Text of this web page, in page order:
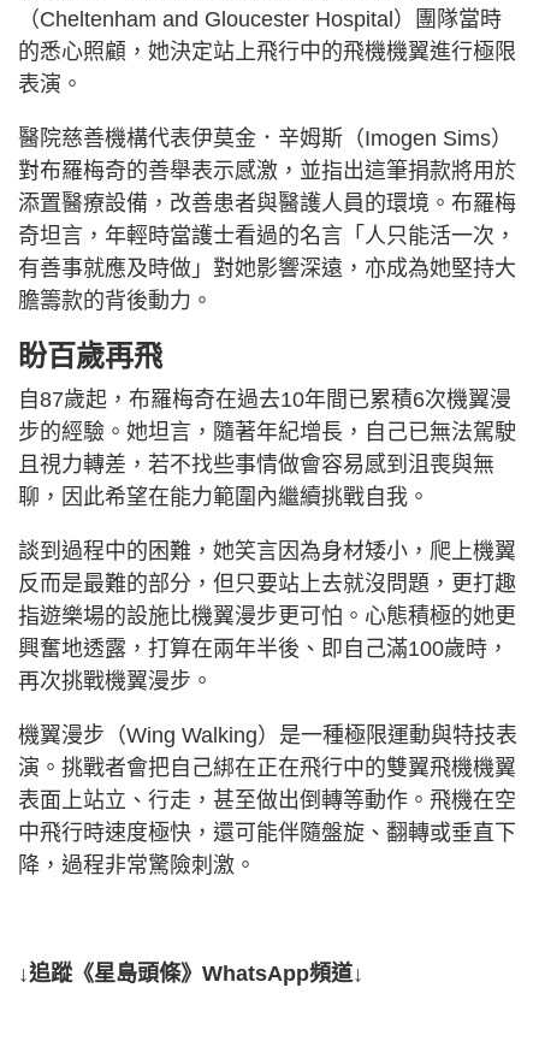
（Cheltenham and Gloucester Hospital）團隊當時
的悉心照顧，她決定站上飛行中的飛機機翼進行極限
表演。
醫院慈善機構代表伊莫金．辛姆斯（Imogen Sims）
對布羅梅奇的善舉表示感激，並指出這筆捐款將用於
添置醫療設備，改善患者與醫護人員的環境。布羅梅
奇坦言，年輕時當護士看過的名言「人只能活一次，
有善事就應及時做」對她影響深遠，亦成為她堅持大
膽籌款的背後動力。
盼百歲再飛
自87歲起，布羅梅奇在過去10年間已累積6次機翼漫
步的經驗。她坦言，隨著年紀增長，自己已無法駕駛
且視力轉差，若不找些事情做會容易感到沮喪與無
聊，因此希望在能力範圍內繼續挑戰自我。
談到過程中的困難，她笑言因為身材矮小，爬上機翼
反而是最難的部分，但只要站上去就沒問題，更打趣
指遊樂場的設施比機翼漫步更可怕。心態積極的她更
興奮地透露，打算在兩年半後、即自己滿100歲時，
再次挑戰機翼漫步。
機翼漫步（Wing Walking）是一種極限運動與特技表
演。挑戰者會把自己綁在正在飛行中的雙翼飛機機翼
表面上站立、行走，甚至做出倒轉等動作。飛機在空
中飛行時速度極快，還可能伴隨盤旋、翻轉或垂直下
降，過程非常驚險刺激。
↓追蹤《星島頭條》WhatsApp頻道↓